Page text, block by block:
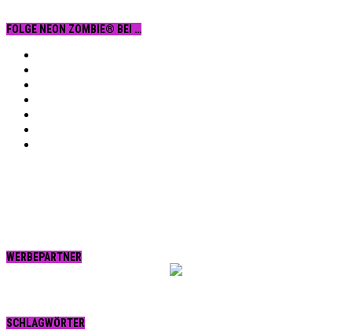
FOLGE NEON ZOMBIE® BEI …
WERBEPARTNER
SCHLAGWÖRTER